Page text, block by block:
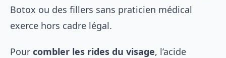
Botox ou des fillers sans praticien médical
exerce hors cadre légal.
Pour combler les rides du visage, l’acide